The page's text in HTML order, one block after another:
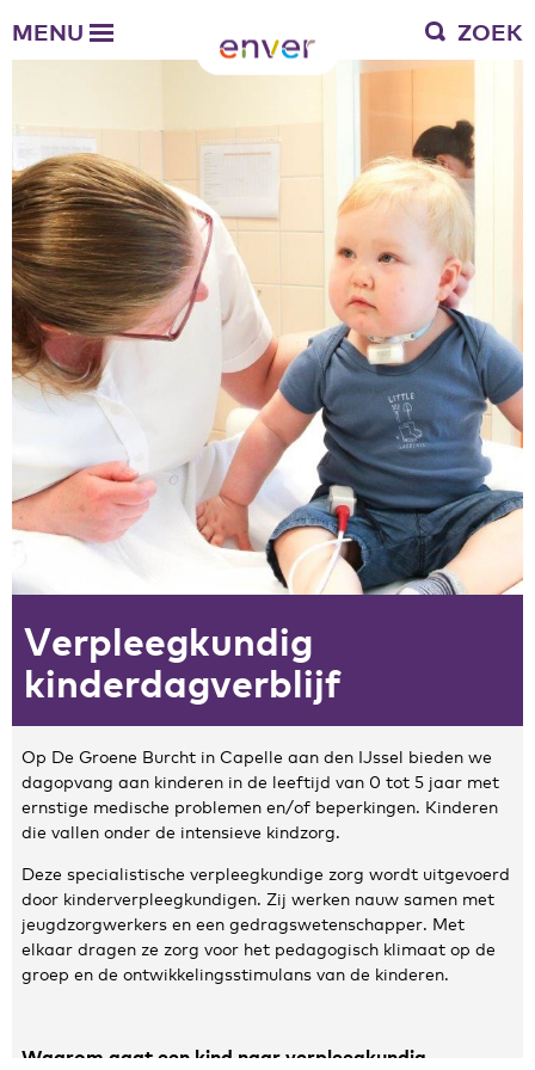
MENU ZOEK
Waar we voor staan
Bestuur en toezicht
Zakelijke gegevens
Werken bij Enver
Vacatures
Stages
Enver als werkgever
Vrienden van Enver
Onze vrienden
Werkwijze
Nieuws
Contactgegevens
Zakelijke gegevens
Algemeen
Nieuws
Persoonlijke informatie en privacy
Privacyverklaring website
Klachtenregeling
Disclaimer
Contact
Verpleegkundig
kinderdagverblijf
Op De Groene Burcht in Capelle aan den IJssel bieden we
dagopvang aan kinderen in de leeftijd van 0 tot 5 jaar met
ernstige medische problemen en/of beperkingen. Kinderen
die vallen onder de intensieve kindzorg.
Deze specialistische verpleegkundige zorg wordt uitgevoerd
door kinderverpleegkundigen. Zij werken nauw samen met
jeugdzorgwerkers en een gedragswetenschapper. Met
elkaar dragen ze zorg voor het pedagogisch klimaat op de
groep en de ontwikkelingsstimulans van de kinderen.
Waarom gaat een kind naar verpleegkundig